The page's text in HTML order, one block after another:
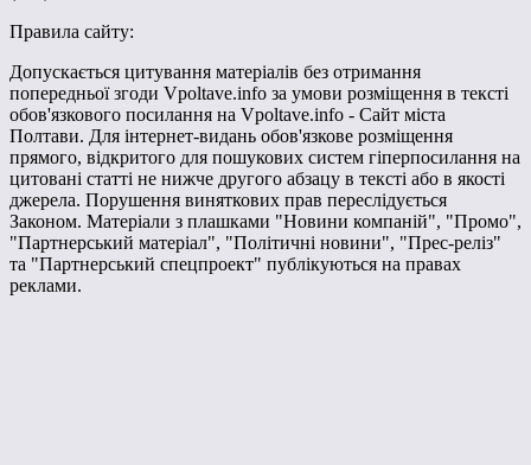
Правила сайту:
Допускається цитування матеріалів без отримання
попередньої згоди Vpoltave.info за умови розміщення в тексті
обов'язкового посилання на Vpoltave.info - Сайт міста
Полтави. Для інтернет-видань обов'язкове розміщення
прямого, відкритого для пошукових систем гіперпосилання на
цитовані статті не нижче другого абзацу в тексті або в якості
джерела. Порушення виняткових прав переслідується
Законом. Матеріали з плашками "Новини компаній", "Промо",
"Партнерський матеріал", "Політичні новини", "Прес-реліз"
та "Партнерський спецпроект" публікуються на правах
реклами.